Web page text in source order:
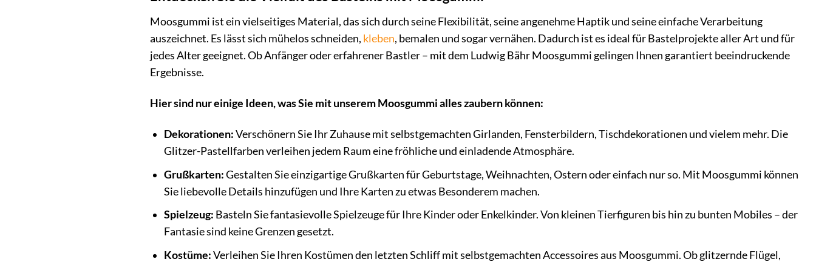
Moosgummi ist ein vielseitiges Material, das sich durch seine Flexibilität, seine angenehme Haptik und seine einfache Verarbeitung
auszeichnet. Es lässt sich mühelos schneiden, kleben, bemalen und sogar vernähen. Dadurch ist es ideal für Bastelprojekte aller Art und für
jedes Alter geeignet. Ob Anfänger oder erfahrener Bastler – mit dem Ludwig Bähr Moosgummi gelingen Ihnen garantiert beeindruckende
Ergebnisse.
Hier sind nur einige Ideen, was Sie mit unserem Moosgummi alles zaubern können:
Dekorationen:Verschönern Sie Ihr Zuhause mit selbstgemachten Girlanden, Fensterbildern, Tischdekorationen und vielem mehr. Die
Glitzer-Pastellfarben verleihen jedem Raum eine fröhliche und einladende Atmosphäre.
Grußkarten:Gestalten Sie einzigartige Grußkarten für Geburtstage, Weihnachten, Ostern oder einfach nur so. Mit Moosgummi können
Sie liebevolle Details hinzufügen und Ihre Karten zu etwas Besonderem machen.
Spielzeug: Basteln Sie fantasievolle Spielzeuge für Ihre Kinder oder Enkelkinder. Von kleinen Tierfiguren bis hin zu bunten Mobiles – der
Fantasie sind keine Grenzen gesetzt.
Kostüme:Verleihen Sie Ihren Kostümen den letzten Schliff mit selbstgemachten Accessoires aus Moosgummi. Ob glitzernde Flügel,